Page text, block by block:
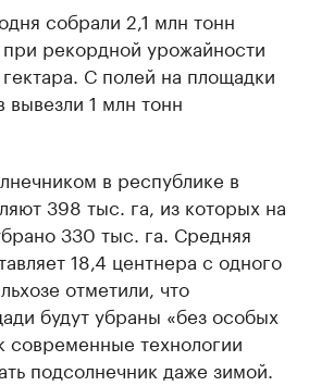
собрали 2,1 млн тонн
рекордной урожайности
С полей на площадки
вывезли 1 млн тонн
в республике в
398 тыс. га, из которых на
330 тыс. га. Средняя
18,4 центнера с одного
отметили, что
будут убраны «без особых
современные технологии
подсолнечник даже зимой.